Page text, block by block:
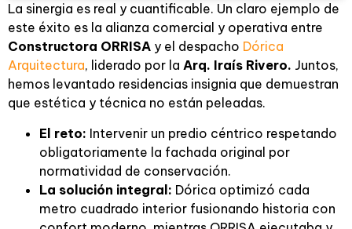
La sinergia es real y cuantificable. Un claro ejemplo de
este éxito es la alianza comercial y operativa entre
Constructora ORRISA y el despacho Dórica
Arquitectura, liderado por la Arq. Iraís Rivero. Juntos,
hemos levantado residencias insignia que demuestran
que estética y técnica no están peleadas.
El reto: Intervenir un predio céntrico respetando
obligatoriamente la fachada original por
normatividad de conservación.
La solución integral: Dórica optimizó cada
metro cuadrado interior fusionando historia con